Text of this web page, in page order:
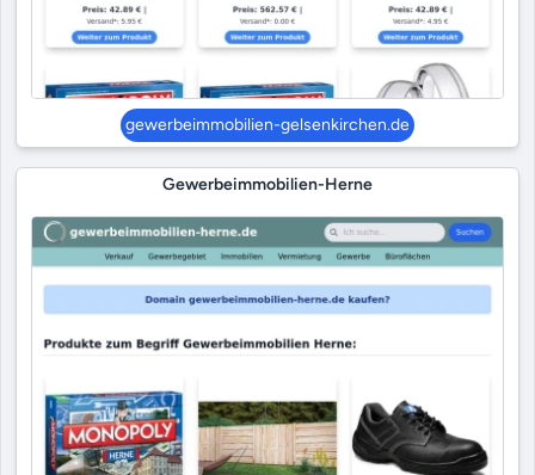
gewerbeimmobilien-gelsenkirchen.de
Gewerbeimmobilien-Herne